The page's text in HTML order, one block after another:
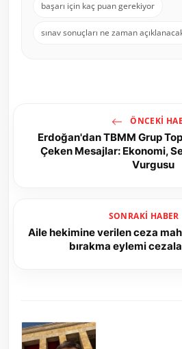
başarı için kaç puan gerekiyor
sınav sonuçları ne zaman
ÖNCEKI
Erdoğan'dan TBMM Grup
Çeken Mesajlar: Ekonomi,
Vurgusu
SONRAKI HABER
Aile hekimine verilen ceza
bırakma eylemi